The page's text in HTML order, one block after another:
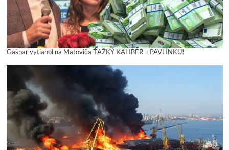
Gašpar vytiahol na Matoviča ŤAŽKÝ KALIBER – PAVLÍNKU!